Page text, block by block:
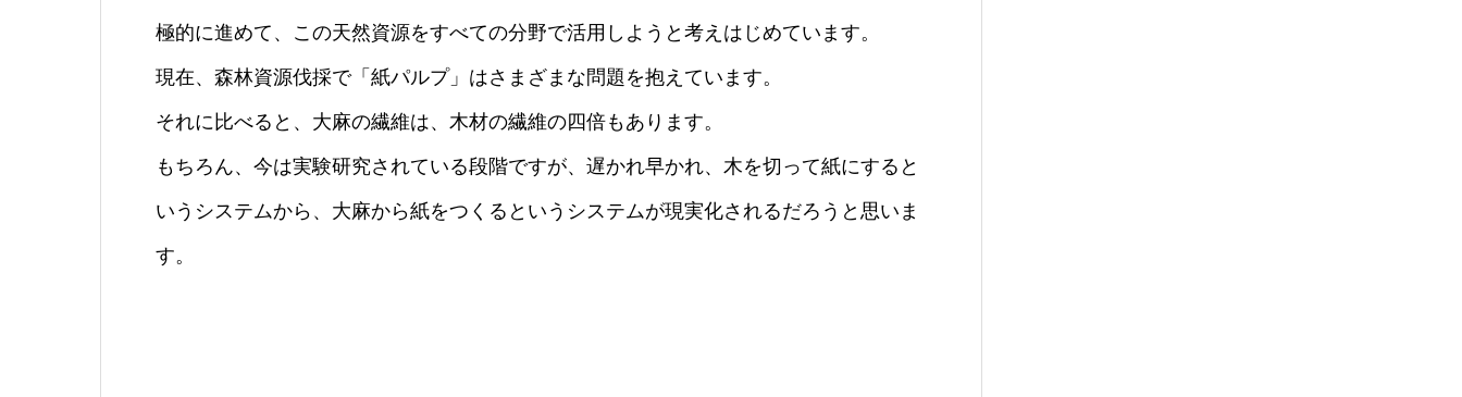
極的に進めて、この天然資源をすべての分野で活用しようと考えはじめています。
現在、森林資源伐採で「紙パルプ」はさまざまな問題を抱えています。
それに比べると、大麻の繊維は、木材の繊維の四倍もあります。
もちろん、今は実験研究されている段階ですが、遅かれ早かれ、木を切って紙にすると
いうシステムから、大麻から紙をつくるというシステムが現実化されるだろうと思いま
す。